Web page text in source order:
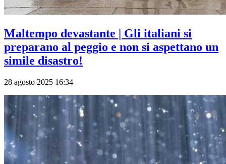
Maltempo devastante | Gli italiani si
preparano al peggio e non si aspettano un
simile disastro!
28 agosto 2025 16:34